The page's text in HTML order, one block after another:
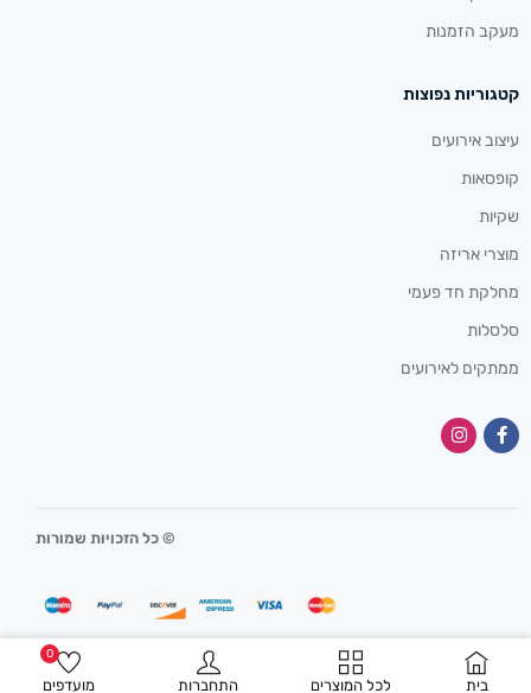
בית לכל המוצרים התחברות מועדפים
0
מעקב הזמנות
קטגוריות נפוצות
עיצוב אירועים
קופסאות
שקיות
מוצרי אריזה
מחלקת חד פעמי
סלסלות
ממתקים לאירועים
© כל הזכויות שמורות